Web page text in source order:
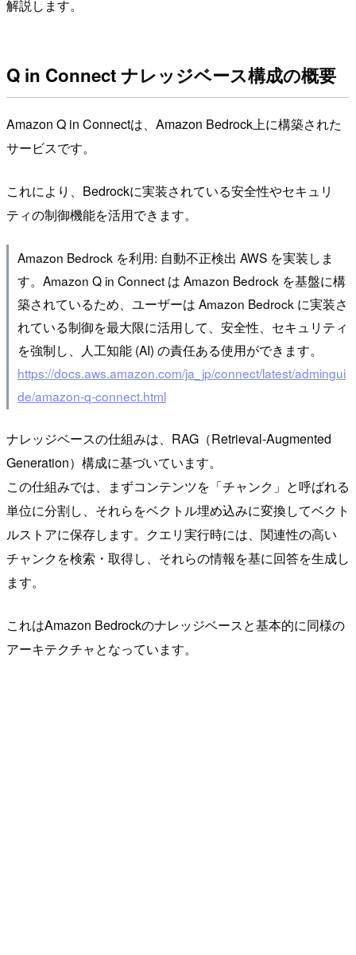
解説します。
Q in Connect ナレッジベース構成の概要
Amazon Q in Connectは、Amazon Bedrock上に構築された
サービスです。
これにより、Bedrockに実装されている安全性やセキュリ
ティの制御機能を活用できます。
Amazon Bedrock を利用: 自動不正検出 AWS を実装しま
す。Amazon Q in Connect は Amazon Bedrock を基盤に構
築されているため、ユーザーは Amazon Bedrock に実装さ
れている制御を最大限に活用して、安全性、セキュリティ
を強制し、人工知能 (AI) の責任ある使用ができます。
https://docs.aws.amazon.com/ja_jp/connect/latest/admingui
de/amazon-q-connect.html
ナレッジベースの仕組みは、RAG（Retrieval-Augmented
Generation）構成に基づいています。
この仕組みでは、まずコンテンツを「チャンク」と呼ばれる
単位に分割し、それらをベクトル埋め込みに変換してベクト
ルストアに保存します。クエリ実行時には、関連性の高い
チャンクを検索・取得し、それらの情報を基に回答を生成し
ます。
これはAmazon Bedrockのナレッジベースと基本的に同様の
アーキテクチャとなっています。